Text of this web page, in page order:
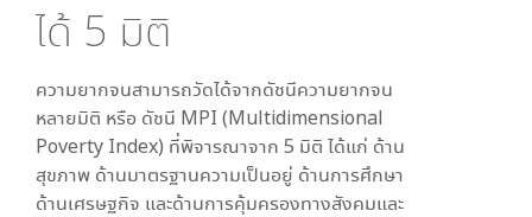
ได้ 5 มิติ
ความยากจนสามารถวัดได้จากดัชนีความยากจน
หลายมิติ หรือ ดัชนี MPI (Multidimensional
Poverty Index) ที่พิจารณาจาก 5 มิติ ได้แก่ ด้าน
สุขภาพ ด้านมาตรฐานความเป็นอยู่ ด้านการศึกษา
ด้านเศรษฐกิจ และด้านการคุ้มครองทางสังคมและ